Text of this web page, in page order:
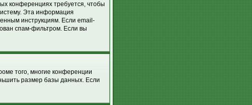
конференциях требуется, чтобы
Эта информация
инструкциям. Если email-
спам-фильтром. Если вы
того, многие конференции
размер базы данных. Если